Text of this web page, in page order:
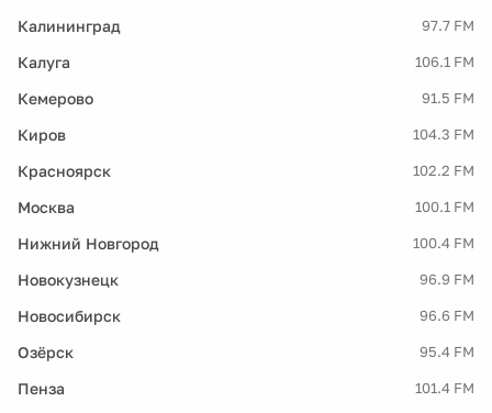
Калининград 97.7 FM
Калуга 106.1 FM
Кемерово 91.5 FM
Киров 104.3 FM
Красноярск 102.2 FM
Москва 100.1 FM
Нижний Новгород 100.4 FM
Новокузнецк 96.9 FM
Новосибирск 96.6 FM
Озёрск 95.4 FM
Пенза 101.4 FM